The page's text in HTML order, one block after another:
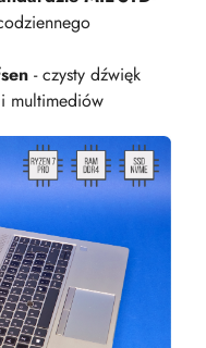
- czysty dźwięk
multimediów